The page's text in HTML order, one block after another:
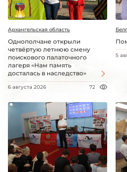
Архангельская область
Однополчане открыли
четвёртую летнюю смену
поискового палаточного
лагеря «Нам память
досталась в наследство»
6 августа 2026 72
5